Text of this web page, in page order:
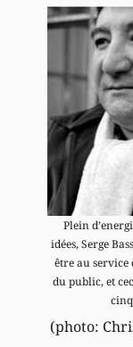
Plein
idées, Serge
être au service
du public, et
(photo: